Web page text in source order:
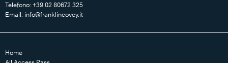
Telefono: +39 02 80672 325
Email: info@franklincovey.it
Home